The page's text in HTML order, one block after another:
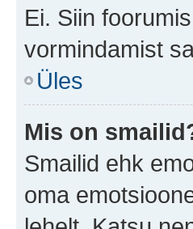
Ei. Siin
vormindamist
Üles
Mis on
Smailid ehk
oma